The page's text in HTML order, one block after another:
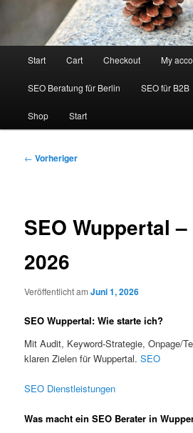
Start Cart Checkout My
SEO Beratung für Berlin SEO für B2B
Shop Start
Beitragsnavigation
← Vorheriger
SEO Wuppertal
2026
Veröffentlicht amJuni 1, 2026
SEO Wuppertal: Wie starte ich?
Mit Audit, Keyword-Strategie, Onpage/
klaren Zielen für Wuppertal.SEO
SEO Dienstleistungen
Was macht ein SEO Berater in